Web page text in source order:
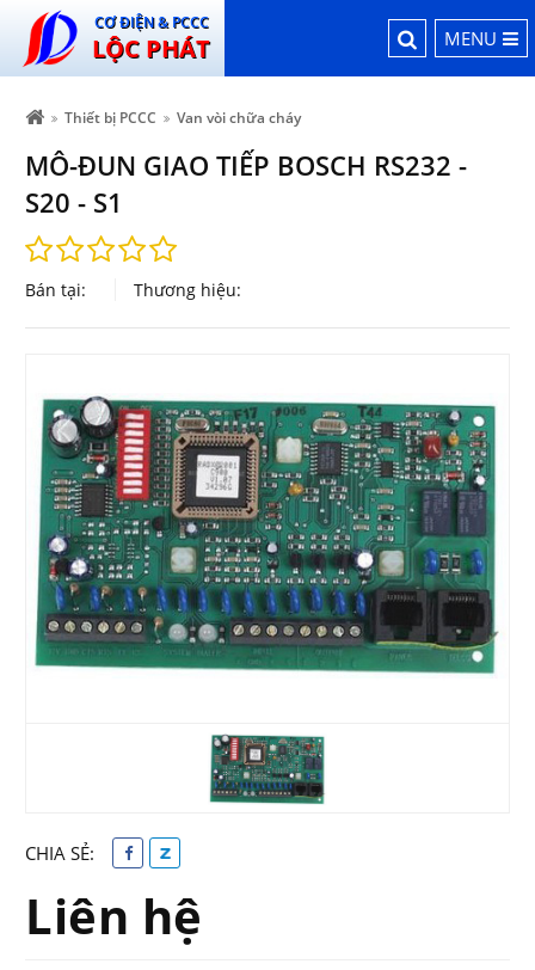
CƠ ĐIỆN & PCCC
LỘC PHÁT MENU
Thiết bị PCCC Van vòi chữa cháy
MÔ-ĐUN GIAO TIẾP BOSCH RS232 -
S20 - S1
Bán tại: Thương hiệu:
CHIA SẺ:
Liên hệ